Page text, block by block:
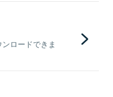
ロードできま